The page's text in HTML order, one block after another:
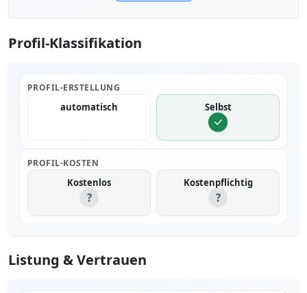
Profil-Klassifikation
PROFIL-ERSTELLUNG
automatisch Selbst
PROFIL-KOSTEN
Kostenlos
?
Kostenpflichtig
?
Listung & Vertrauen